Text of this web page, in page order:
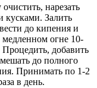
нарезать
кусками. Залить
до кипения и
медленном огне 10-
добавить
до полного
Принимать по 1-2
в день.